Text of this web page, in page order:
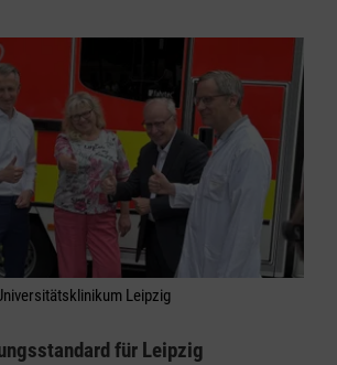
Leipzig
für Leipzig